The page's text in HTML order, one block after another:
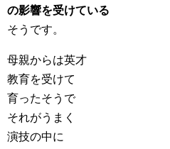
の影響を受けている
そうです。
母親からは英才
教育を受けて
育ったそうで
それがうまく
演技の中に